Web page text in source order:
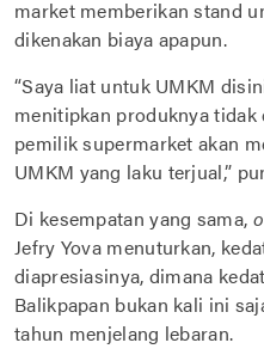
market memberikan stand
dikenakan biaya apapun.
“Saya liat untuk UMKM
menitipkan produknya tidak
pemilik supermarket akan
UMKM yang laku terjual,”
Di kesempatan yang sama,
Jefry Yova menuturkan,
diapresiasinya, dimana
Balikpapan bukan kali ini
tahun menjelang lebaran.